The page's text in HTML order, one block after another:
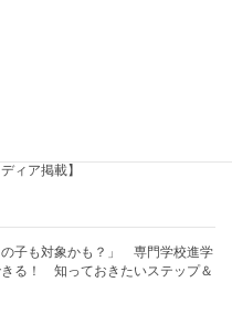
ィア掲載】
の子も対象かも？」 専門学校進学
る！ 知っておきたいステップ＆